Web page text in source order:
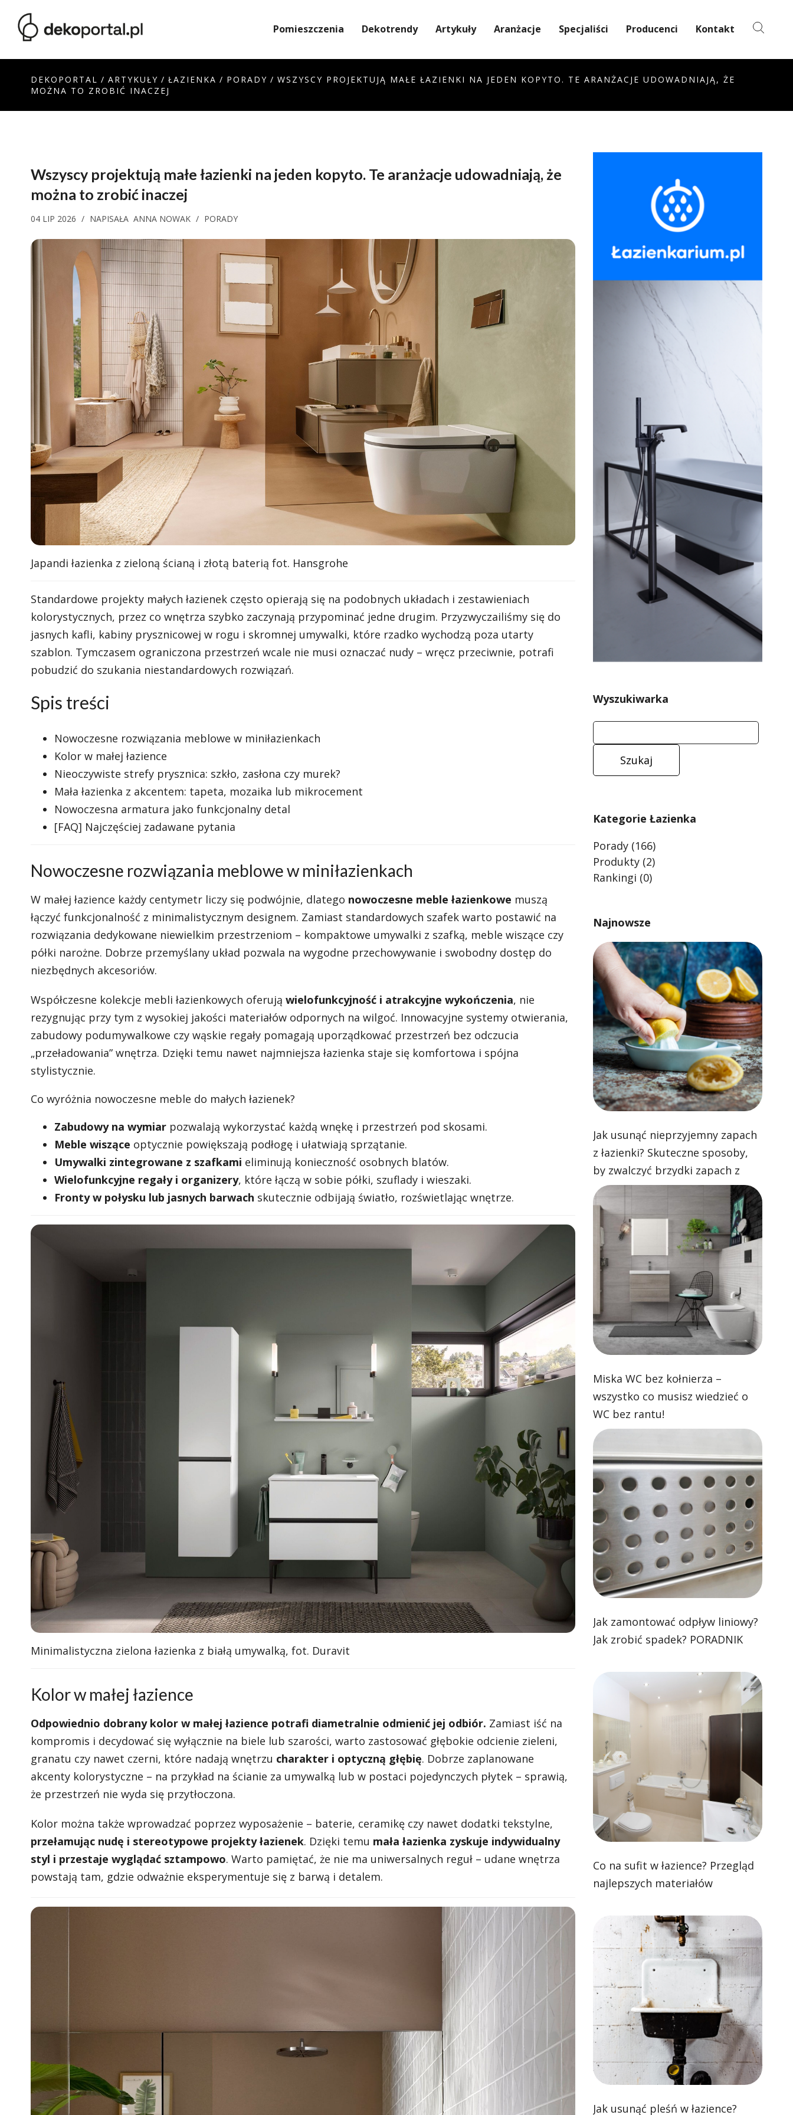
Pomieszczenia Dekotrendy Artykuły Aranżacje Specjaliści Producenci Kontakt
DEKOPORTAL / ARTYKUŁY / ŁAZIENKA / PORADY / WSZYSCY PROJEKTUJĄ MAŁE ŁAZIENKI NA JEDEN KOPYTO. TE ARANŻACJE UDOWADNIAJĄ, ŻE
MOŻNA TO ZROBIĆ INACZEJ
Wszyscy projektują małe łazienki na jeden kopyto. Te aranżacje udowadniają, że
można to zrobić inaczej
04 LIP 2026 / NAPISAŁA ANNA NOWAK / PORADY
Japandi łazienka z zieloną ścianą i złotą baterią fot. Hansgrohe
Standardowe projekty małych łazienek często opierają się na podobnych układach i zestawieniach
kolorystycznych, przez co wnętrza szybko zaczynają przypominać jedne drugim. Przyzwyczailiśmy się do
jasnych kafli, kabiny prysznicowej w rogu i skromnej umywalki, które rzadko wychodzą poza utarty
szablon. Tymczasem ograniczona przestrzeń wcale nie musi oznaczać nudy – wręcz przeciwnie, potrafi
pobudzić do szukania niestandardowych rozwiązań.
Spis treści
Nowoczesne rozwiązania meblowe w miniłazienkach
Kolor w małej łazience
Nieoczywiste strefy prysznica: szkło, zasłona czy murek?
Mała łazienka z akcentem: tapeta, mozaika lub mikrocement
Nowoczesna armatura jako funkcjonalny detal
[FAQ] Najczęściej zadawane pytania
Nowoczesne rozwiązania meblowe w miniłazienkach
W małej łazience każdy centymetr liczy się podwójnie, dlatego nowoczesne meble łazienkowe muszą
łączyć funkcjonalność z minimalistycznym designem. Zamiast standardowych szafek warto postawić na
rozwiązania dedykowane niewielkim przestrzeniom – kompaktowe umywalki z szafką, meble wiszące czy
półki narożne. Dobrze przemyślany układ pozwala na wygodne przechowywanie i swobodny dostęp do
niezbędnych akcesoriów.
Współczesne kolekcje mebli łazienkowych oferują wielofunkcyjność i atrakcyjne wykończenia, nie
rezygnując przy tym z wysokiej jakości materiałów odpornych na wilgoć. Innowacyjne systemy otwierania,
zabudowy podumywalkowe czy wąskie regały pomagają uporządkować przestrzeń bez odczucia
„przeładowania” wnętrza. Dzięki temu nawet najmniejsza łazienka staje się komfortowa i spójna
stylistycznie.
Co wyróżnia nowoczesne meble do małych łazienek?
Zabudowy na wymiar pozwalają wykorzystać każdą wnękę i przestrzeń pod skosami.
Meble wiszące optycznie powiększają podłogę i ułatwiają sprzątanie.
Umywalki zintegrowane z szafkami eliminują konieczność osobnych blatów.
Wielofunkcyjne regały i organizery, które łączą w sobie półki, szuflady i wieszaki.
Fronty w połysku lub jasnych barwach skutecznie odbijają światło, rozświetlając wnętrze.
Minimalistyczna zielona łazienka z białą umywalką, fot. Duravit
Kolor w małej łazience
Odpowiednio dobrany kolor w małej łazience potrafi diametralnie odmienić jej odbiór. Zamiast iść na
kompromis i decydować się wyłącznie na biele lub szarości, warto zastosować głębokie odcienie zieleni,
granatu czy nawet czerni, które nadają wnętrzu charakter i optyczną głębię. Dobrze zaplanowane
akcenty kolorystyczne – na przykład na ścianie za umywalką lub w postaci pojedynczych płytek – sprawią,
że przestrzeń nie wyda się przytłoczona.
Kolor można także wprowadzać poprzez wyposażenie – baterie, ceramikę czy nawet dodatki tekstylne,
przełamując nudę i stereotypowe projekty łazienek. Dzięki temu mała łazienka zyskuje indywidualny
styl i przestaje wyglądać sztampowo. Warto pamiętać, że nie ma uniwersalnych reguł – udane wnętrza
powstają tam, gdzie odważnie eksperymentuje się z barwą i detalem.
Wyszukiwarka
Kategorie Łazienka
Porady(166)
Produkty(2)
Rankingi (0)
Najnowsze
Jak usunąć nieprzyjemny zapach
z łazienki? Skuteczne sposoby,
by zwalczyć brzydki zapach z
toalety, brodzika i umywalki!
Miska WC bez kołnierza –
wszystko co musisz wiedzieć o
WC bez rantu!
Jak zamontować odpływ liniowy?
Jak zrobić spadek? PORADNIK
Co na sufit w łazience? Przegląd
najlepszych materiałów
Jak usunąć pleśń w łazience?